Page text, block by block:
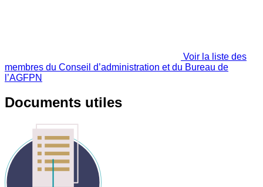
Voir la liste des
membres du Conseil d’administration et du Bureau de
l’AGFPN
Documents utiles